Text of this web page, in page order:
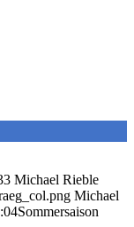
Michael Rieble
Michael
Sommersaison